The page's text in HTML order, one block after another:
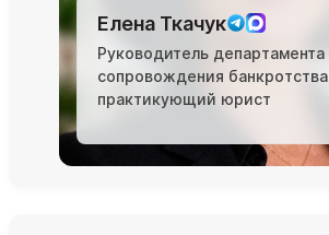
Елена Ткачук
Руководитель департамента
сопровождения банкротства,
практикующий юрист